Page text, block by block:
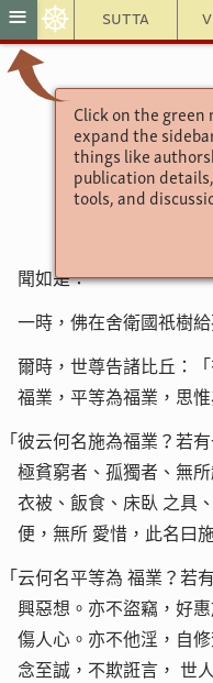
Sutta
≡ ☸
Click on the green
expand the
things like
publication
tools, and
聞如是：
一時，佛在舍衛國祇樹
爾時，世尊告諸比丘：
福業，平等為福業，思
「彼云何名施為福業？若
極貧窮者、孤獨者、無
衣被、飯食、床臥 之具
便，無所 愛惜，此名曰
「云何名平等為 福業？若
興惡想。亦不盜竊，好
傷人心。亦不他淫，自修
念至誠，不欺誑言， 世